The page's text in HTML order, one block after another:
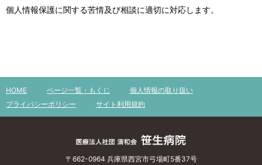
個人情報保護に関する苦情及び相談に適切に対応します。
HOME ページ一覧・もくじ
個人情報の取り扱い
プライバシーポリシー
サイト利用規約
〒662-0964 兵庫県西宮市弓場町5番37号